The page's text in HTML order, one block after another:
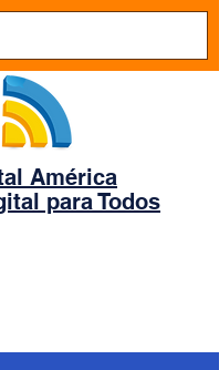
América
para Todos